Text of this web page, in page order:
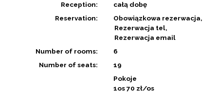
Reception:
całą dobę
Reservation:
Obowiązkowa rezerwacja
Rezerwacja tel
Rezerwacja email
Number of rooms:
6
Number of seats:
19
Pokoje
1os 70 zł/os